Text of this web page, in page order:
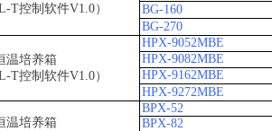
T控制软件V1.0）
BG-160
BG-270
温培养箱
T控制软件V1.0）
HPX-9052MBE
HPX-9082MBE
HPX-9162MBE
HPX-9272MBE
温培养箱
BPX-52
BPX-82